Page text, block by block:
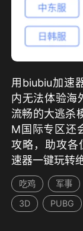
用biubiu加速
内无法体验海
流畅的大逃杀
M国际专区还
攻略，助攻各
速器一键玩转
吃鸡 军事
3D
PUBG